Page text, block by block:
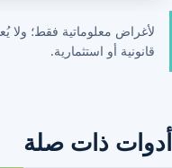
لأغراض معلوماتية فقط؛ ولا
قانونية أو استثمارية.
أدوات ذات صلة